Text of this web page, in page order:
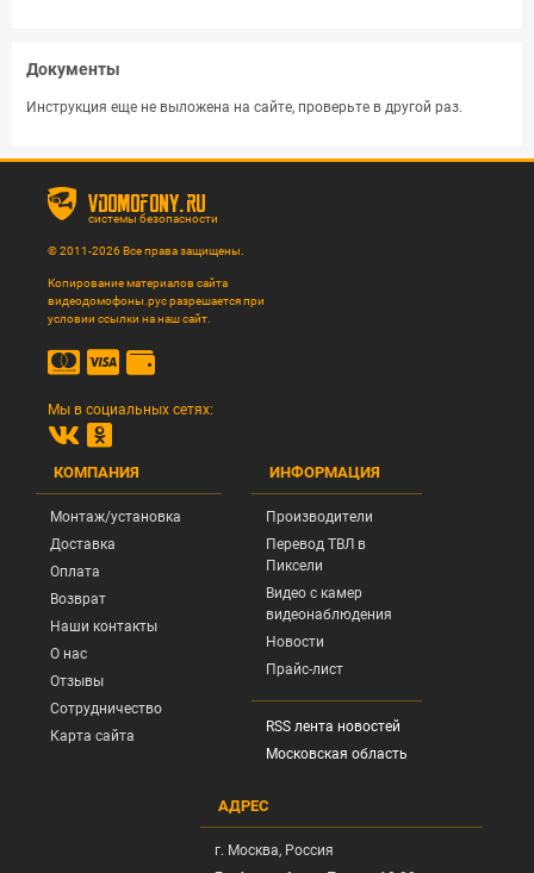
Документы
Инструкция еще не выложена на сайте, проверьте в другой раз.
vdomofony.ru
системы безопасности
© 2011-2026 Все права защищены.
Копирование материалов сайта
видеодомофоны.рус разрешается при
условии ссылки на наш сайт.
Мы в социальных сетях:
КОМПАНИЯ
Монтаж/установка
Доставка
Оплата
Возврат
Наши контакты
О нас
Отзывы
Сотрудничество
Карта сайта
ИНФОРМАЦИЯ
Производители
Перевод ТВЛ в
Пиксели
Видео с камер
видеонаблюдения
Новости
Прайс-лист
RSS лента новостей
Московская область
АДРЕС
г. Москва, Россия